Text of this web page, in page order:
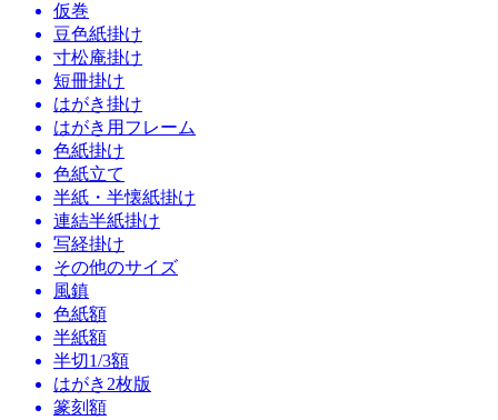
仮巻
豆色紙掛け
寸松庵掛け
短冊掛け
はがき掛け
はがき用フレーム
色紙掛け
色紙立て
半紙・半懐紙掛け
連結半紙掛け
写経掛け
その他のサイズ
風鎮
色紙額
半紙額
半切1/3額
はがき2枚版
篆刻額